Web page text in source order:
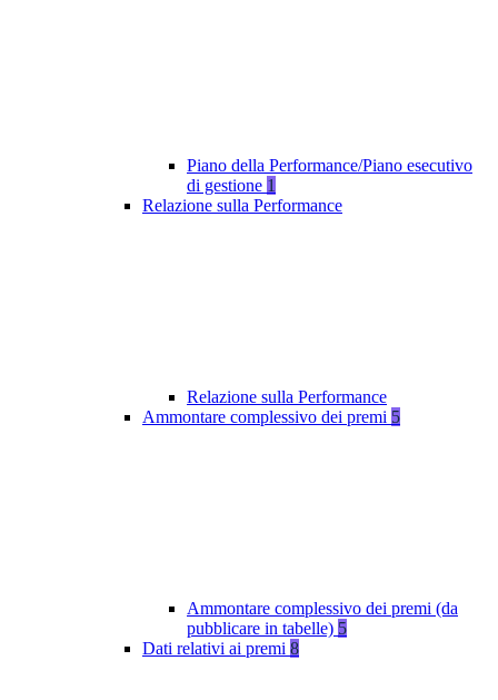
Piano della Performance/Piano esecutivo
di gestione 1
Relazione sulla Performance
Relazione sulla Performance
Ammontare complessivo dei premi 5
Ammontare complessivo dei premi (da
pubblicare in tabelle) 5
Dati relativi ai premi 8